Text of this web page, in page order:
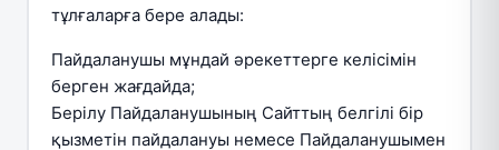
тұлғаларға бере алады:
Пайдаланушы мұндай әрекеттерге келісімін
берген жағдайда;
Берілу Пайдаланушының Сайттың белгілі бір
қызметін пайдалануы немесе Пайдаланушымен